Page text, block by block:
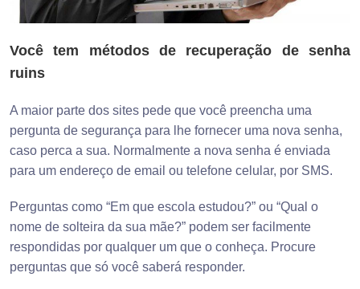
Você tem métodos de recuperação de senha
ruins
A maior parte dos sites pede que você preencha uma
pergunta de segurança para lhe fornecer uma nova senha,
caso perca a sua. Normalmente a nova senha é enviada
para um endereço de email ou telefone celular, por SMS.
Perguntas como “Em que escola estudou?” ou “Qual o
nome de solteira da sua mãe?” podem ser facilmente
respondidas por qualquer um que o conheça. Procure
perguntas que só você saberá responder.